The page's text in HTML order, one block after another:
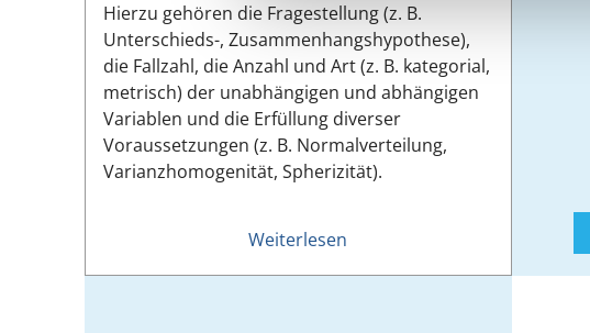
Hierzu gehören die Fragestellung (z. B.
Unterschieds-, Zusammenhangshypothese),
die Fallzahl, die Anzahl und Art (z. B. kategorial,
metrisch) der unabhängigen und abhängigen
Variablen und die Erfüllung diverser
Voraussetzungen (z. B. Normalverteilung,
Varianzhomogenität, Spherizität).
Weiterlesen